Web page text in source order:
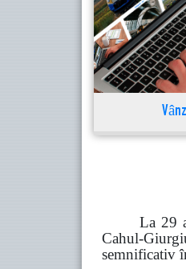
La 29
Cahul-
semnificativ